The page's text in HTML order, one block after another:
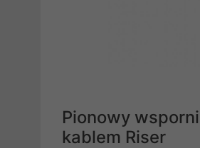
Pionowy
kablem Riser